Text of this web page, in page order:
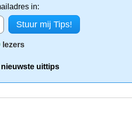
in:
lezers
uittips